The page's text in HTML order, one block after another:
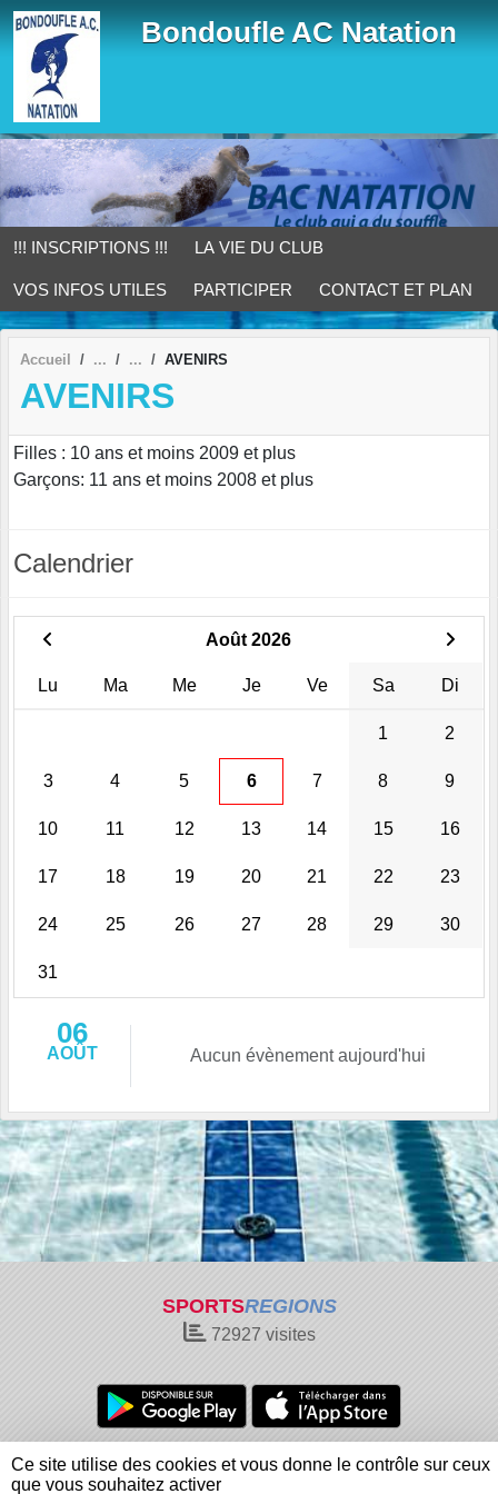
Bondoufle AC Natation
!!! INSCRIPTIONS !!! LA VIE DU CLUB
VOS INFOS UTILES PARTICIPER CONTACT ET PLAN
Accueil AVENIRS
AVENIRS
Filles : 10 ans et moins 2009 et plus
Garçons: 11 ans et moins 2008 et plus
Calendrier
Août 2026
Lu Ma Me Je Ve Sa Di
1 2
3 4 5 6 7 8 9
10 11 12 13 14 15 16
17 18 19 20 21 22 23
24 25 26 27 28 29 30
31
06
AOÛT Aucun évènement aujourd'hui
SPORTSREGIONS
72927 visites
Charte cookies
Gestion des cookies
Informations légales
Signaler un contenu inapproprié
Panneau de gestion des cookies
Ce site utilise des cookies et vous donne le contrôle sur ceux
que vous souhaitez activer